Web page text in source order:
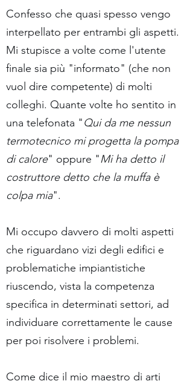
Confesso che quasi spesso vengo
interpellato per entrambi gli aspetti.
Mi stupisce a volte come l'utente
finale sia più "informato" (che non
vuol dire competente) di molti
colleghi. Quante volte ho sentito in
una telefonata "Qui da me nessun
termotecnico mi progetta la pompa
di calore" oppure "Mi ha detto il
costruttore detto che la muffa è
colpa mia".
Mi occupo davvero di molti aspetti
che riguardano vizi degli edifici e
problematiche impiantistiche
riuscendo, vista la competenza
specifica in determinati settori, ad
individuare correttamente le cause
per poi risolvere i problemi.
Come dice il mio maestro di arti